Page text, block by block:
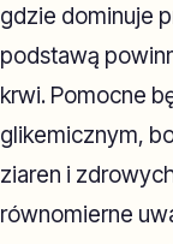
gdzie dominuje
podstawą
krwi. Pomocne
glikemicznym,
ziaren i
równomierne